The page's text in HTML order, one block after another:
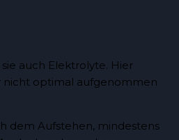
auch Elektrolyte. Hier
nicht optimal aufgenommen
dem Aufstehen, mindestens